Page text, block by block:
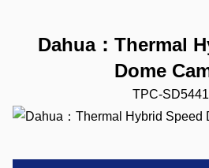
Dahua：Thermal
Dome
TPC-